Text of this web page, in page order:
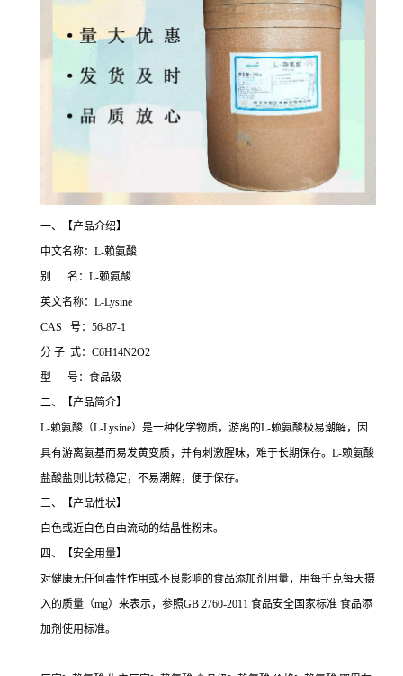
一、【产品介绍】
中文名称：L-赖氨酸
别 名：L-赖氨酸
英文名称：L-Lysine
CAS 号：56-87-1
分 子 式：C6H14N2O2
型 号：食品级
二、【产品简介】
L-赖氨酸（L-Lysine）是一种化学物质，游离的L-赖氨酸极易潮解，因
具有游离氨基而易发黄变质，并有刺激腥味，难于长期保存。L-赖氨酸
盐酸盐则比较稳定，不易潮解，便于保存。
三、【产品性状】
白色或近白色自由流动的结晶性粉末。
四、【安全用量】
对健康无任何毒性作用或不良影响的食品添加剂用量，用每千克每天摄
入的质量（mg）来表示，参照GB 2760-2011 食品安全国家标准 食品添
加剂使用标准。